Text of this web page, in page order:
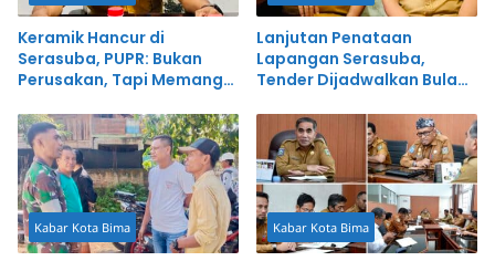
Keramik Hancur di
Serasuba, PUPR: Bukan
Perusakan, Tapi Memang
Lanjutan Penataan
Lapangan Serasuba,
Tender Dijadwalkan Bulan
Kabar Kota Bima Kabar Kota Bima